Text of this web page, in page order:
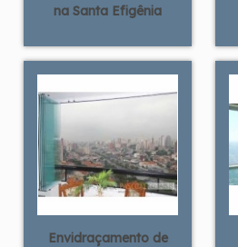
na Santa Efigênia
Envidraçamento de